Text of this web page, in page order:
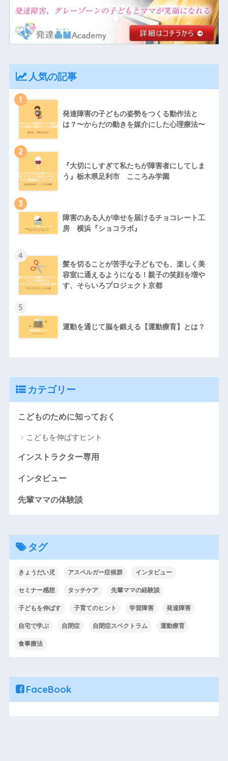
人気の記事
1
発達障害の子どもの姿勢をつくる動作法と
は？〜からだの動きを媒介にした心理療法〜
2
『大切にしすぎて私たちが障害者にしてしま
う』栃木県足利市 こころみ学園
3
障害のある人が幸せを届けるチョコレート工
房 横浜『ショコラボ』
4
髪を切ることが苦手な子どもでも、楽しく美
容室に通えるようになる！親子の笑顔を増や
す、そらいろプロジェクト京都
5
運動を通じて脳を鍛える【運動療育】とは？
カテゴリー
こどものために知っておく
こどもを伸ばすヒント
インストラクター専用
インタビュー
先輩ママの体験談
タグ
きょうだい児 アスペルガー症候群 インタビュー
セミナー感想 タッチケア 先輩ママの経験談
子どもを伸ばす 子育てのヒント 学習障害 発達障害
自宅で学ぶ 自閉症 自閉症スペクトラム 運動療育
食事療法
FaceBook